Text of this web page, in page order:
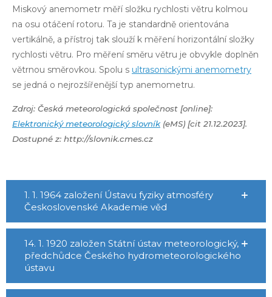
Miskový anemometr měří složku rychlosti větru kolmou
na osu otáčení rotoru. Ta je standardně orientována
vertikálně, a přístroj tak slouží k měření horizontální složky
rychlosti větru. Pro měření směru větru je obvykle doplněn
větrnou směrovkou. Spolu s ultrasonickými anemometry
se jedná o nejrozšířenější typ anemometru.
Zdroj: Česká meteorologická společnost [online]:
Elektronický meteorologický slovník(eMS) [cit 21.12.2023].
Dostupné z: http://slovnik.cmes.cz
1. 1. 1964 založení Ústavu fyziky atmosféry
Československé Akademie věd
14. 1. 1920 založen Státní ústav meteorologický,
předchůdce Českého hydrometeorologického
ústavu